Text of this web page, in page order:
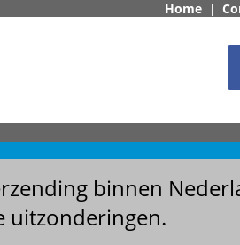
Home |
binnen
uitzonderingen.